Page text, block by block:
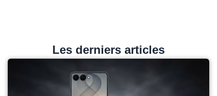
Les derniers articles